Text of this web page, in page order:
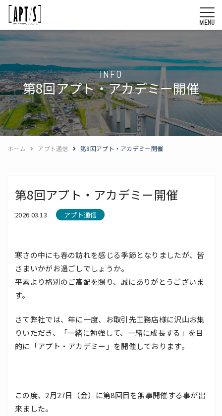
MENU
INFO
第8回アプト・アカデミー開催
ホーム アプト通信 第8回アプト・アカデミー開催
第8回アプト・アカデミー開催
2026.03.13 アプト通信
寒さの中にも春の訪れを感じる季節となりましたが、皆
さまいかがお過ごしでしょうか。
平素より格別のご高配を賜り、誠にありがとうございま
す。
さて弊社では、年に一度、お取引先工務店様に沢山お集
りいただき、「一緒に勉強して、一緒に成長する」を目
的に「アプト・アカデミー」を開催しております。
この度、2月27日（金）に第8回目を無事開催する事が出
来ました。